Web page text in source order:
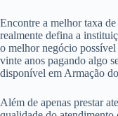
Encontre a melhor taxa
realmente defina a
o melhor negócio
vinte anos pagando algo
disponível em Armação
Além de apenas prestar